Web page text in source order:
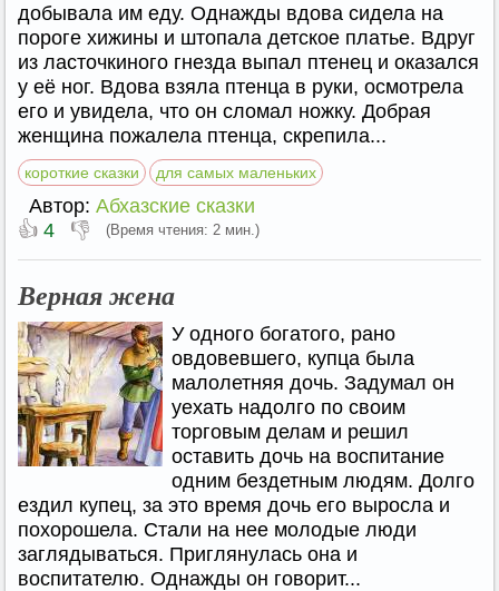
добывала им еду. Однажды вдова сидела на
пороге хижины и штопала детское платье. Вдруг
из ласточкиного гнезда выпал птенец и оказался
у её ног. Вдова взяла птенца в руки, осмотрела
его и увидела, что он сломал ножку. Добрая
женщина пожалела птенца, скрепила...
короткие сказки для самых маленьких
Автор: Абхазские сказки
👍 4 👎 (Время чтения: 2 мин.)
Верная жена
У одного богатого, рано
овдовевшего, купца была
малолетняя дочь. Задумал он
уехать надолго по своим
торговым делам и решил
оставить дочь на воспитание
одним бездетным людям. Долго
ездил купец, за это время дочь его выросла и
похорошела. Стали на нее молодые люди
заглядываться. Приглянулась она и
воспитателю. Однажды он говорит...